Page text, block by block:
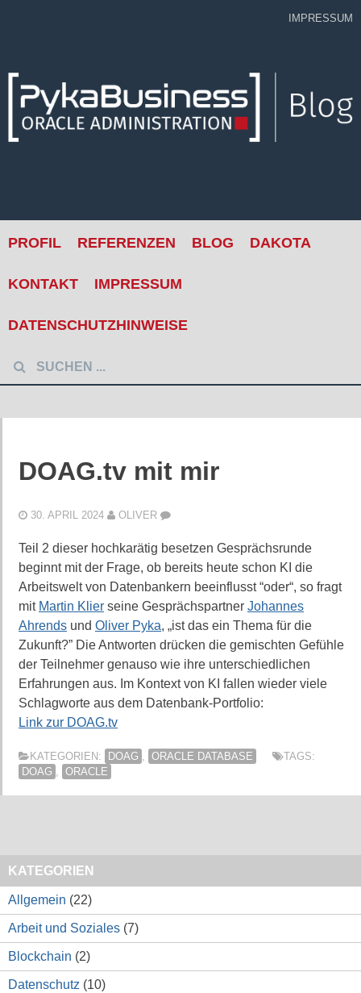
PROFIL REFERENZEN BLOG DAKOTA
KONTAKT IMPRESSUM
DATENSCHUTZHINWEISE
DOAG.tv mit mir
30. APRIL 2024 OLIVER
Teil 2 dieser hochkarätig besetzen Gesprächsrunde
beginnt mit der Frage, ob bereits heute schon KI die
Arbeitswelt von Datenbankern beeinflusst “oder“, so fragt
mit Martin Klier seine Gesprächspartner Johannes
Ahrends und Oliver Pyka, „ist das ein Thema für die
Zukunft?” Die Antworten drücken die gemischten Gefühle
der Teilnehmer genauso wie ihre unterschiedlichen
Erfahrungen aus. Im Kontext von KI fallen wieder viele
Schlagworte aus dem Datenbank-Portfolio:
Link zur DOAG.tv
KATEGORIEN: DOAG , ORACLE DATABASE
TAGS:
DOAG , ORACLE
KATEGORIEN
Allgemein (22)
Arbeit und Soziales (7)
Blockchain (2)
Datenschutz (10)
IMPRESSUM